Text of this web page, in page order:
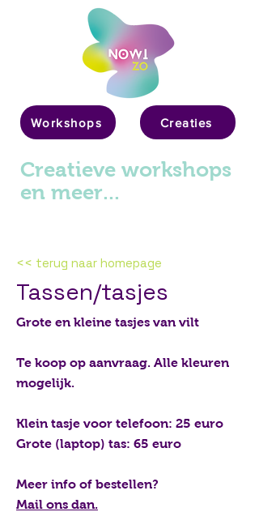
Workshops Creaties
Creatieve workshops
en meer...
<< terug naar homepage
Tassen/tasjes
Grote en kleine tasjes van vilt
Te koop op aanvraag. Alle kleuren
mogelijk.
Klein tasje voor telefoon: 25 euro
Grote (laptop) tas: 65 euro
Meer info of bestellen?
Mail ons dan.